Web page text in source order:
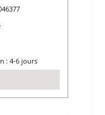
: 4-6 jours